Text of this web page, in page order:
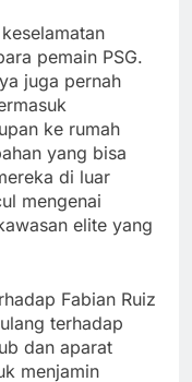
pemain PSG.
juga pernah
ke rumah
yang bisa
di luar
mengenai
elite yang
Fabian Ruiz
terhadap
dan aparat
menjamin